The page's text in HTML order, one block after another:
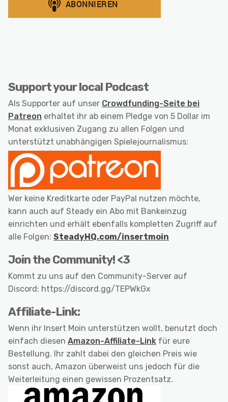
Support your local Podcast
Als Supporter auf unser Crowdfunding-Seite bei
Patreon erhaltet ihr ab einem Pledge von 5 Dollar im
Monat exklusiven Zugang zu allen Folgen und
unterstützt unabhängigen Spielejournalismus:
Wer keine Kreditkarte oder PayPal nutzen möchte,
kann auch auf Steady ein Abo mit Bankeinzug
einrichten und erhält ebenfalls kompletten Zugriff auf
alle Folgen: SteadyHQ.com/insertmoin
Join the Community! <3
Kommt zu uns auf den Community-Server auf
Discord: https://discord.gg/TEPWkGx
Affiliate-Link:
Wenn ihr Insert Moin unterstützen wollt, benutzt doch
einfach diesen Amazon-Affiliate-Link für eure
Bestellung. Ihr zahlt dabei den gleichen Preis wie
sonst auch, Amazon überweist uns jedoch für die
Weiterleitung einen gewissen Prozentsatz.